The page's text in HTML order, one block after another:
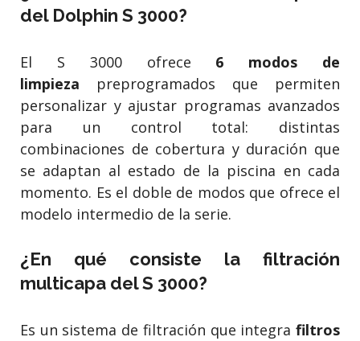
del Dolphin S 3000?
El S 3000 ofrece 6 modos de
limpieza preprogramados que permiten
personalizar y ajustar programas avanzados
para un control total: distintas
combinaciones de cobertura y duración que
se adaptan al estado de la piscina en cada
momento. Es el doble de modos que ofrece el
modelo intermedio de la serie.
¿En qué consiste la filtración
multicapa del S 3000?
Es un sistema de filtración que integra filtros